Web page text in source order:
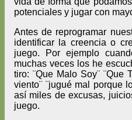
potenciales y jugar con
Antes de reprogramar
identificar la creencia o
juego. Por ejemplo
muchas veces los he
tiro: ¨Que Malo Soy¨ ¨Que
viento¨ ¨jugué mal porque
así miles de excusas,
juego.